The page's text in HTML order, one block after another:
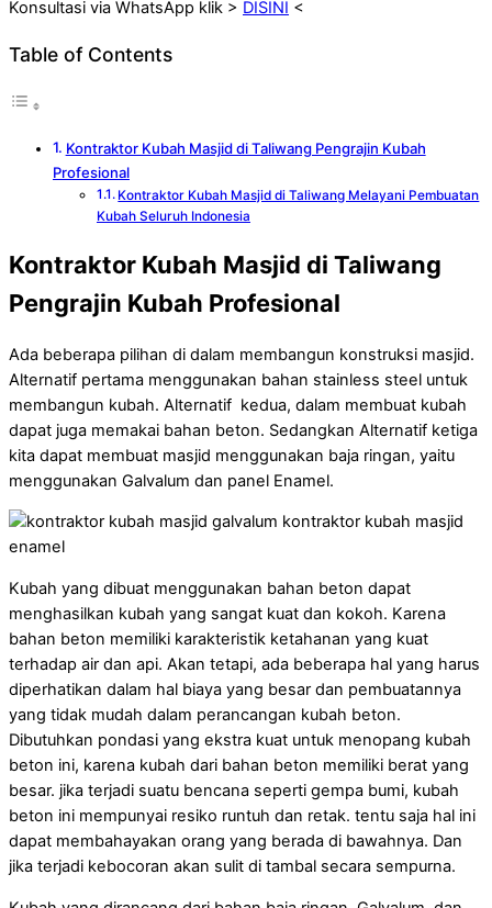
Konsultasi via WhatsApp klik > DISINI <
Table of Contents
Kontraktor Kubah Masjid di Taliwang Pengrajin Kubah
Profesional
Kontraktor Kubah Masjid di Taliwang Melayani Pembuatan
Kubah Seluruh Indonesia
Kontraktor Kubah Masjid di Taliwang
Pengrajin Kubah Profesional
Ada beberapa pilihan di dalam membangun konstruksi masjid.
Alternatif pertama menggunakan bahan stainless steel untuk
membangun kubah. Alternatif kedua, dalam membuat kubah
dapat juga memakai bahan beton. Sedangkan Alternatif ketiga
kita dapat membuat masjid menggunakan baja ringan, yaitu
menggunakan Galvalum dan panel Enamel.
Kubah yang dibuat menggunakan bahan beton dapat
menghasilkan kubah yang sangat kuat dan kokoh. Karena
bahan beton memiliki karakteristik ketahanan yang kuat
terhadap air dan api. Akan tetapi, ada beberapa hal yang harus
diperhatikan dalam hal biaya yang besar dan pembuatannya
yang tidak mudah dalam perancangan kubah beton.
Dibutuhkan pondasi yang ekstra kuat untuk menopang kubah
beton ini, karena kubah dari bahan beton memiliki berat yang
besar. jika terjadi suatu bencana seperti gempa bumi, kubah
beton ini mempunyai resiko runtuh dan retak. tentu saja hal ini
dapat membahayakan orang yang berada di bawahnya. Dan
jika terjadi kebocoran akan sulit di tambal secara sempurna.